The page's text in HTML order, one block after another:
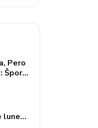
Pero
Šport
8.
lune